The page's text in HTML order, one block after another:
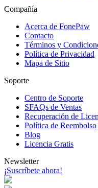
Compañía
Acerca de FonePaw
Contacto
Términos y
Política de Privacidad
Mapa de Sitio
Soporte
Centro de Soporte
SFAQs de Ventas
Recuperación de
Política de Reembolso
Blog
Licencia Gratis
Newsletter
¡Suscríbete ahora!